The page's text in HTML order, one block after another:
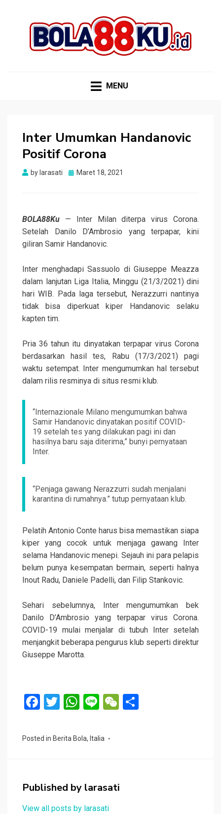
MENU
Inter Umumkan Handanovic
Positif Corona
by larasati
Posted
Maret 18, 2021
BOLA88Ku — Inter Milan diterpa virus Corona.
Setelah Danilo D’Ambrosio yang terpapar, kini
giliran Samir Handanovic.
Inter menghadapi Sassuolo di Giuseppe Meazza
dalam lanjutan Liga Italia, Minggu (21/3/2021) dini
hari WIB. Pada laga tersebut, Nerazzurri nantinya
tidak bisa diperkuat kiper Handanovic selaku
kapten tim.
Pria 36 tahun itu dinyatakan terpapar virus Corona
berdasarkan hasil tes, Rabu (17/3/2021) pagi
waktu setempat. Inter mengumumkan hal tersebut
dalam rilis resminya di situs resmi klub.
“Internazionale Milano mengumumkan bahwa
Samir Handanovic dinyatakan positif COVID-
19 setelah tes yang dilakukan pagi ini dan
hasilnya baru saja diterima,” bunyi pernyataan
Inter.
“Penjaga gawang Nerazzurri sudah menjalani
karantina di rumahnya.” tutup pernyataan klub.
Pelatih Antonio Conte harus bisa memastikan siapa
kiper yang cocok untuk menjaga gawang Inter
selama Handanovic menepi. Sejauh ini para pelapis
belum punya kesempatan bermain, seperti halnya
Inout Radu, Daniele Padelli, dan Filip Stankovic.
Sehari sebelumnya, Inter mengumumkan bek
Danilo D’Ambrosio yang terpapar virus Corona.
COVID-19 mulai menjalar di tubuh Inter setelah
menjangkit beberapa pengurus klub seperti direktur
Giuseppe Marotta.
F
ce
o
k
T
tt
W
at
p
p
Li
e
W
Posted in Berita Bola, Italia
Published by larasati
View all posts by larasati